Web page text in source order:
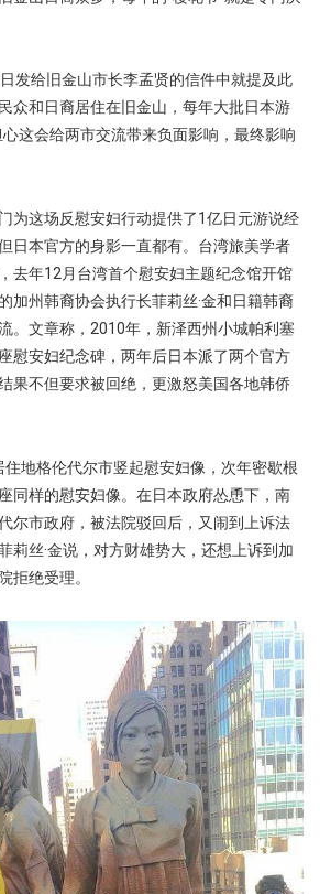
发给旧金山市长李孟贤的信件中就提及此
众和日裔居住在旧金山，每年大批日本游
这会给两市交流带来负面影响，最终影响
为这场反慰安妇行动提供了1亿日元游说经
日本官方的身影一直都有。台湾旅美学者
去年12月台湾首个慰安妇主题纪念馆开馆
加州韩裔协会执行长菲莉丝·金和日籍韩裔
。文章称，2010年，新泽西州小城帕利塞
慰安妇纪念碑，两年后日本派了两个官方
果不但要求被回绝，更激怒美国各地韩侨
住地格伦代尔市竖起慰安妇像，次年密歇根
同样的慰安妇像。在日本政府怂恿下，南
尔市政府，被法院驳回后，又闹到上诉法
莉丝·金说，对方财雄势大，还想上诉到加
拒绝受理。